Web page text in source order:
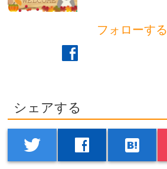
フォローする
facebook
シェアする
twitter facebook hatenabookmark